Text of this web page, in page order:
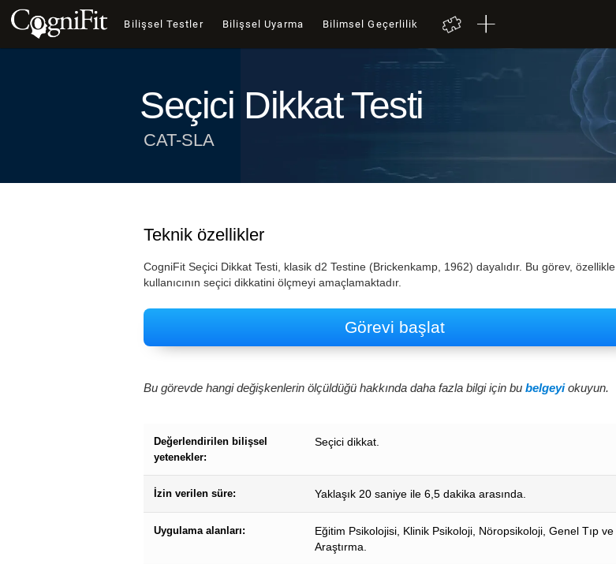
Bilişsel Testler Bilişsel Uyarma Bilimsel Geçerlilik
Seçici Dikkat Testi
CAT-SLA
Teknik özellikler
CogniFit Seçici Dikkat Testi, klasik d2 Testine (Brickenkamp, 1962) dayalıdır. Bu görev, özellikle
kullanıcının seçici dikkatini ölçmeyi amaçlamaktadır.
Görevi başlat
Bu görevde hangi değişkenlerin ölçüldüğü hakkında daha fazla bilgi için bu belgeyiokuyun.
Değerlendirilen bilişsel
yetenekler:
Seçici dikkat.
İzin verilen süre: Yaklaşık 20 saniye ile 6,5 dakika arasında.
Uygulama alanları:
Eğitim Psikolojisi, Klinik Psikoloji, Nöropsikoloji, Genel Tıp ve
Araştırma.